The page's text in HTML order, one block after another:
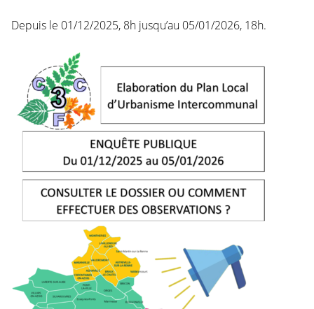
Depuis le 01/12/2025, 8h jusqu’au 05/01/2026, 18h.